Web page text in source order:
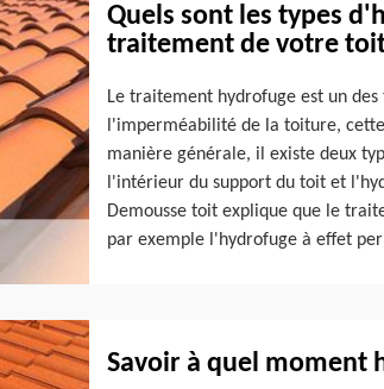
Quels sont les types
traitement de votre
Le traitement hydrofuge est un
l'imperméabilité de la toiture,
manière générale, il existe deux
l'intérieur du support du toit et
Demousse toit explique que le
par exemple l'hydrofuge à effet
Savoir à quel moment